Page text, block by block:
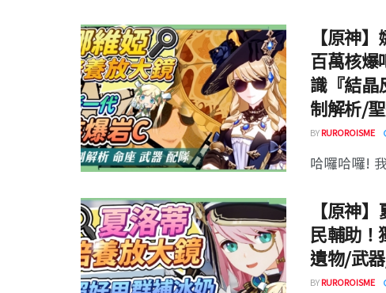
【原神
百萬核爆
識『結晶
制解析/
BYRUROROISME
哈囉哈囉!
【原神
民輔助！
遺物/武
BYRUROROISME